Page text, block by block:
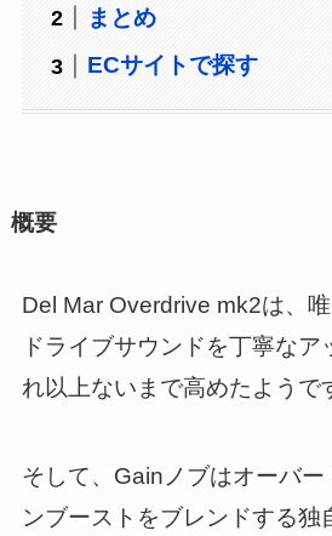
まとめ
ECサイトで探す
概要
Del Mar Overdrive mk2は、
ドライブサウンドを丁寧なア
れ以上ないまで高めたようで
そして、Gainノブはオーバ
ンブーストをブレンドする独